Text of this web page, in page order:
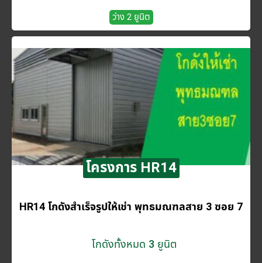
ว่าง 2 ยูนิต
โครงการ HR14
HR14 โกดังสำเร็จรูปให้เช่า พุทธมณฑลสาย 3 ซอย 7
โกดังทั้งหมด 3 ยูนิต